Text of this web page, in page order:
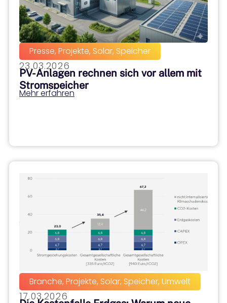
Presse, Projekte, Solar, Speicher
23.03.2026
PV-Anlagen rechnen sich vor allem mit
Stromspeicher
Mehr erfahren
Branche, Projekte, Solar, Speicher, Umwelt
17.03.2026